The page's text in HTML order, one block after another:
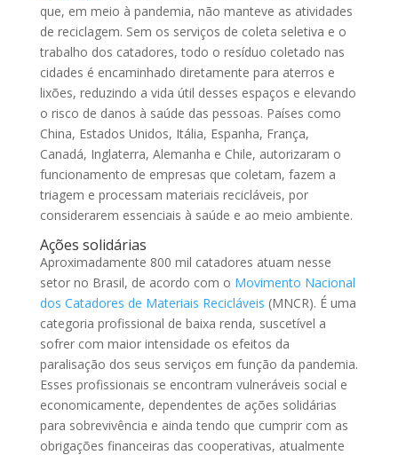
que, em meio à pandemia, não manteve as atividades
de reciclagem. Sem os serviços de coleta seletiva e o
trabalho dos catadores, todo o resíduo coletado nas
cidades é encaminhado diretamente para aterros e
lixões, reduzindo a vida útil desses espaços e elevando
o risco de danos à saúde das pessoas. Países como
China, Estados Unidos, Itália, Espanha, França,
Canadá, Inglaterra, Alemanha e Chile, autorizaram o
funcionamento de empresas que coletam, fazem a
triagem e processam materiais recicláveis, por
considerarem essenciais à saúde e ao meio ambiente.
Ações solidárias
Aproximadamente 800 mil catadores atuam nesse
setor no Brasil, de acordo com o Movimento Nacional
dos Catadores de Materiais Recicláveis (MNCR). É uma
categoria profissional de baixa renda, suscetível a
sofrer com maior intensidade os efeitos da
paralisação dos seus serviços em função da pandemia.
Esses profissionais se encontram vulneráveis social e
economicamente, dependentes de ações solidárias
para sobrevivência e ainda tendo que cumprir com as
obrigações financeiras das cooperativas, atualmente